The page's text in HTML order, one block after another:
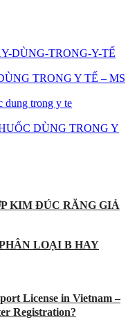
TRONG Y TẾ – MS
DÙNG TRONG Y
KIM ĐÚC RĂNG GIẢ
LOẠI B HAY
License in Vietnam –
Registration?